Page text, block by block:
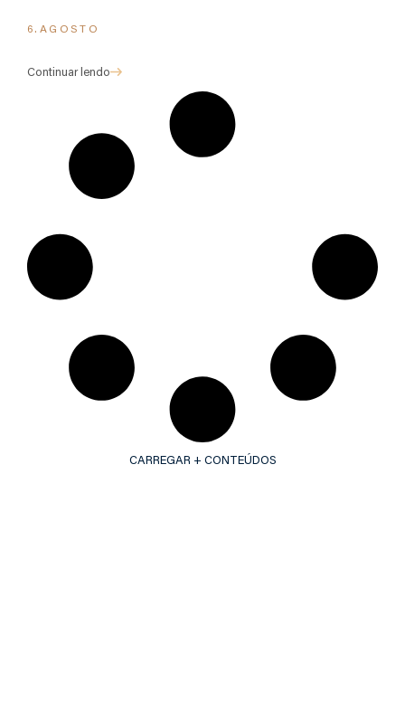
6.AGOSTO
Continuar lendo
CARREGAR + CONTEÚDOS